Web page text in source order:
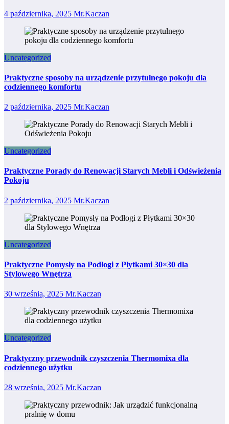
4 października, 2025 Mr.Kaczan
Uncategorized
Praktyczne sposoby na urządzenie przytulnego pokoju dla
codziennego komfortu
2 października, 2025 Mr.Kaczan
Uncategorized
Praktyczne Porady do Renowacji Starych Mebli i Odświeżenia
Pokoju
2 października, 2025 Mr.Kaczan
Uncategorized
Praktyczne Pomysły na Podłogi z Płytkami 30×30 dla
Stylowego Wnętrza
30 września, 2025 Mr.Kaczan
Uncategorized
Praktyczny przewodnik czyszczenia Thermomixa dla
codziennego użytku
28 września, 2025 Mr.Kaczan